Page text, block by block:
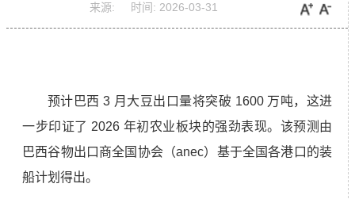
来源: 时间: 2026-03-31
预计巴西 3 月大豆出口量将突破 1600 万吨，这进
一步印证了 2026 年初农业板块的强劲表现。该预测由
巴西谷物出口商全国协会（anec）基于全国各港口的装
船计划得出。